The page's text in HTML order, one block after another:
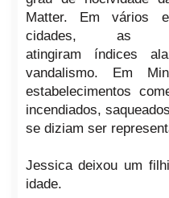
Matter. Em vários
cidades, as
atingiram índices
vandalismo. Em
estabelecimentos
incendiados,
se diziam ser
Jessica deixou um
idade.